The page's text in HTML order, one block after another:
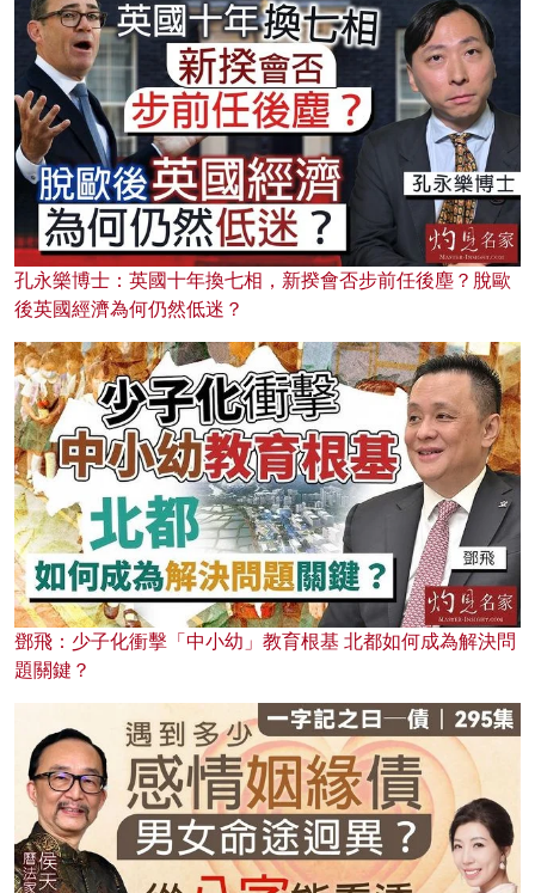
孔永樂博士：英國十年換七相，新揆會否步前任後塵？脫歐
後英國經濟為何仍然低迷？
鄧飛：少子化衝擊「中小幼」教育根基 北都如何成為解決問
題關鍵？